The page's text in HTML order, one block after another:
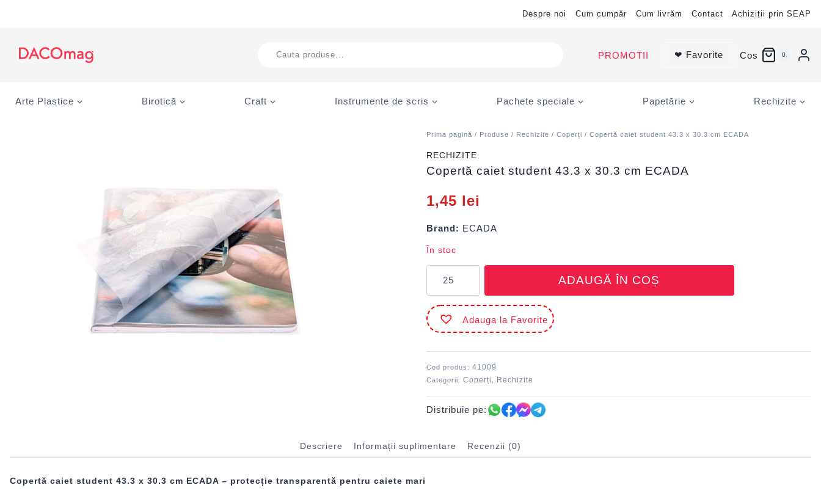
Despre noi Cum cumpăr Cum livrăm Contact Achiziții prin SEAP
search
PROMOTII ❤ Favorite Cos 0
Arte Plastice Birotică Craft Instrumente de scris Pachete speciale Papetărie Rechizite
Prima pagină / Produse / Rechizite /Coperți / Copertă caiet student 43.3 x 30.3 cm ECADA
RECHIZITE
Copertă caiet student 43.3 x 30.3 cm ECADA
1,45 lei
Brand: ECADA
În stoc
Copertă
caiet
student
43.3
ECADA
ADAUGĂ ÎN COȘ
Adauga la Favorite
Cod produs:41009
Categorii:Coperți Rechizite
Distribuie pe:
Descriere Informații suplimentare Recenzii (0)
Copertă caiet student 43.3 x 30.3 cm ECADA – protecție transparentă pentru caiete mari